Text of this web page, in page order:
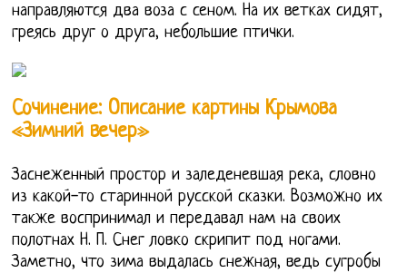
направляются два воза с сеном. На их ветках сидят,
греясь друг о друга, небольшие птички.
Сочинение: Описание картины Крымова
«Зимний вечер»
Заснеженный простор и заледеневшая река, словно
из какой-то старинной русской сказки. Возможно их
также воспринимал и передавал нам на своих
полотнах Н. П. Снег ловко скрипит под ногами.
Заметно, что зима выдалась снежная, ведь сугробы